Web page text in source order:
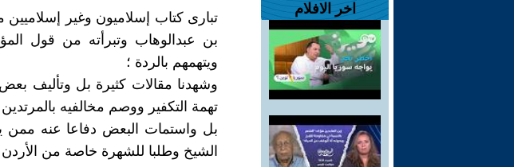
اخر الافلام
تبارى كتاب إسلاميون وغير
بن عبدالوهاب وتبرأته من قول
ويتهمهم بالردة ؛
وشهدنا مقالات كثيرة بل وتأليف
تهمة التكفير ووصم مخالفيه بالمرتدين
بل واستمات البعض دفاعا عنه ممن
الشيخ وطلبا للشهرة خاصة من الأردن